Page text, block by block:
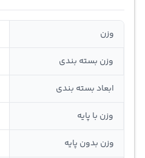
وزن
وزن بسته بندی
ابعاد بسته بندی
وزن با پایه
وزن بدون پایه